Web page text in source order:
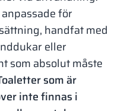
för
handfat med
eller
som absolut måste
som är
inte finnas i